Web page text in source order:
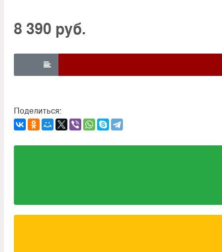
8 390 руб.

Поделиться: